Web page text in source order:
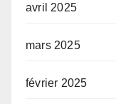
avril 2025
mars 2025
février 2025